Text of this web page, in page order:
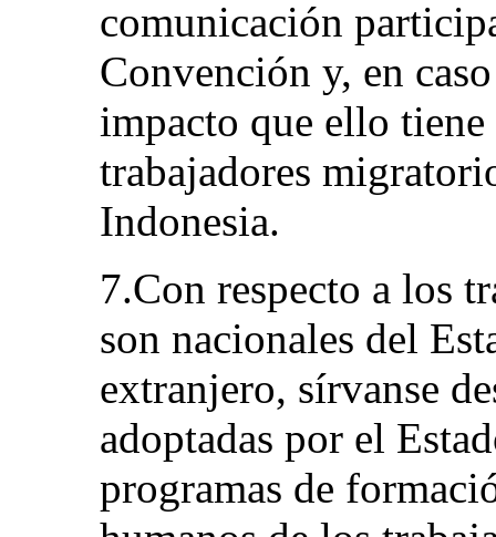
comunicación
Convención y, en
impacto que ello
trabajadores
Indonesia.
7.Con respecto a los
son nacionales del
extranjero, sírvanse
adoptadas por el
programas de